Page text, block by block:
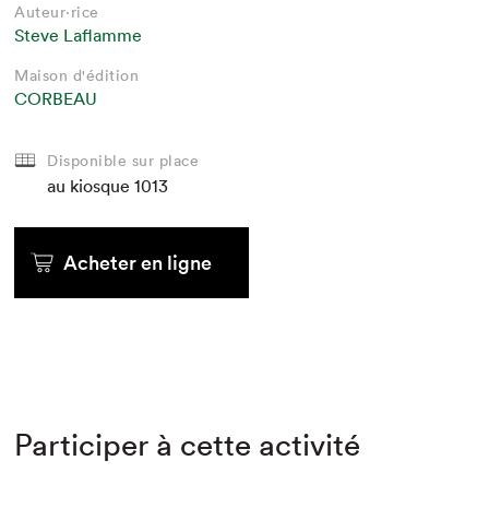
Auteur·rice
Steve Laflamme
Maison d'édition
CORBEAU
Disponible sur place
au kiosque 1013
Acheter en ligne
Participer à cette activité